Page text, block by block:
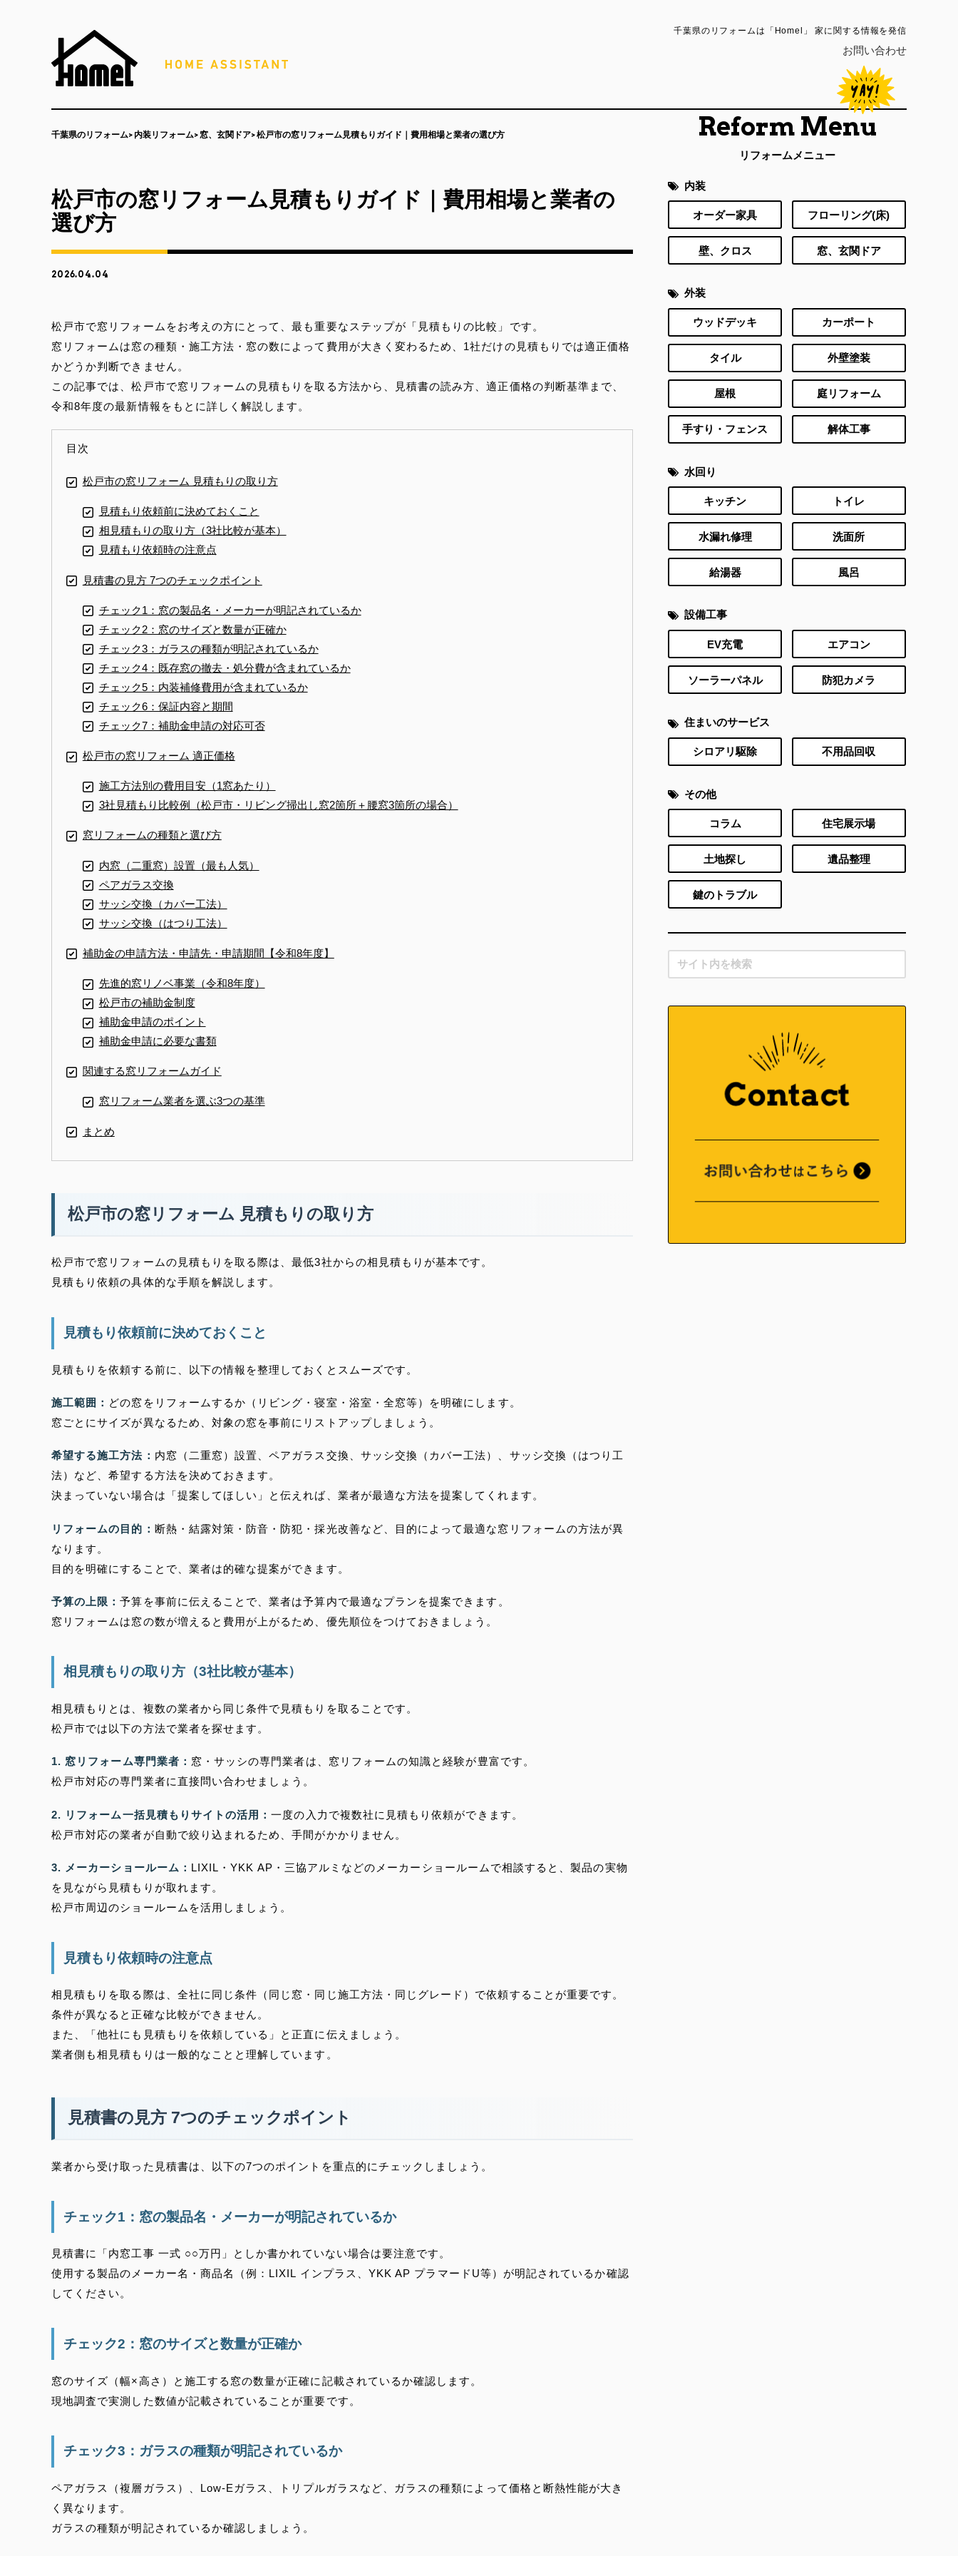
千葉県のリフォームは「Homel」 家に関する情報を発信
お問い合わせ
千葉県のリフォーム 内装リフォーム 窓、玄関ドア 松戸市の窓リフォーム見積もりガイド｜費用相場と業者の選び方
松戸市の窓リフォーム見積もりガイド｜費用相場と業者の
選び方
2026.04.04
松戸市で窓リフォームをお考えの方にとって、最も重要なステップが「見積もりの比較」です。
窓リフォームは窓の種類・施工方法・窓の数によって費用が大きく変わるため、1社だけの見積もりでは適正価格
かどうか判断できません。
この記事では、松戸市で窓リフォームの見積もりを取る方法から、見積書の読み方、適正価格の判断基準まで、
令和8年度の最新情報をもとに詳しく解説します。
目次
松戸市の窓リフォーム 見積もりの取り方
見積もり依頼前に決めておくこと
相見積もりの取り方（3社比較が基本）
見積もり依頼時の注意点
見積書の見方 7つのチェックポイント
チェック1：窓の製品名・メーカーが明記されているか
チェック2：窓のサイズと数量が正確か
チェック3：ガラスの種類が明記されているか
チェック4：既存窓の撤去・処分費が含まれているか
チェック5：内装補修費用が含まれているか
チェック6：保証内容と期間
チェック7：補助金申請の対応可否
松戸市の窓リフォーム 適正価格
施工方法別の費用目安（1窓あたり）
3社見積もり比較例（松戸市・リビング掃出し窓2箇所＋腰窓3箇所の場合）
窓リフォームの種類と選び方
内窓（二重窓）設置（最も人気）
ペアガラス交換
サッシ交換（カバー工法）
サッシ交換（はつり工法）
補助金の申請方法・申請先・申請期間【令和8年度】
先進的窓リノベ事業（令和8年度）
松戸市の補助金制度
補助金申請のポイント
補助金申請に必要な書類
関連する窓リフォームガイド
窓リフォーム業者を選ぶ3つの基準
まとめ
松戸市の窓リフォーム 見積もりの取り方
松戸市で窓リフォームの見積もりを取る際は、最低3社からの相見積もりが基本です。
見積もり依頼の具体的な手順を解説します。
見積もり依頼前に決めておくこと
見積もりを依頼する前に、以下の情報を整理しておくとスムーズです。
施工範囲： どの窓をリフォームするか（リビング・寝室・浴室・全窓等）を明確にします。
窓ごとにサイズが異なるため、対象の窓を事前にリストアップしましょう。
希望する施工方法： 内窓（二重窓）設置、ペアガラス交換、サッシ交換（カバー工法）、サッシ交換（はつり工
法）など、希望する方法を決めておきます。
決まっていない場合は「提案してほしい」と伝えれば、業者が最適な方法を提案してくれます。
リフォームの目的： 断熱・結露対策・防音・防犯・採光改善など、目的によって最適な窓リフォームの方法が異
なります。
目的を明確にすることで、業者は的確な提案ができます。
予算の上限：予算を事前に伝えることで、業者は予算内で最適なプランを提案できます。
窓リフォームは窓の数が増えると費用が上がるため、優先順位をつけておきましょう。
相見積もりの取り方（3社比較が基本）
相見積もりとは、複数の業者から同じ条件で見積もりを取ることです。
松戸市では以下の方法で業者を探せます。
1. 窓リフォーム専門業者： 窓・サッシの専門業者は、窓リフォームの知識と経験が豊富です。
松戸市対応の専門業者に直接問い合わせましょう。
2. リフォーム一括見積もりサイトの活用：一度の入力で複数社に見積もり依頼ができます。
松戸市対応の業者が自動で絞り込まれるため、手間がかかりません。
3. メーカーショールーム： LIXIL・YKK AP・三協アルミなどのメーカーショールームで相談すると、製品の実物
を見ながら見積もりが取れます。
松戸市周辺のショールームを活用しましょう。
見積もり依頼時の注意点
相見積もりを取る際は、全社に同じ条件（同じ窓・同じ施工方法・同じグレード）で依頼することが重要です。
条件が異なると正確な比較ができません。
また、「他社にも見積もりを依頼している」と正直に伝えましょう。
業者側も相見積もりは一般的なことと理解しています。
見積書の見方 7つのチェックポイント
業者から受け取った見積書は、以下の7つのポイントを重点的にチェックしましょう。
チェック1：窓の製品名・メーカーが明記されているか
見積書に「内窓工事 一式 ○○万円」としか書かれていない場合は要注意です。
使用する製品のメーカー名・商品名（例：LIXIL インプラス、YKK AP プラマードU等）が明記されているか確認
してください。
チェック2：窓のサイズと数量が正確か
窓のサイズ（幅×高さ）と施工する窓の数量が正確に記載されているか確認します。
現地調査で実測した数値が記載されていることが重要です。
チェック3：ガラスの種類が明記されているか
ペアガラス（複層ガラス）、Low-Eガラス、トリプルガラスなど、ガラスの種類によって価格と断熱性能が大き
く異なります。
ガラスの種類が明記されているか確認しましょう。
Reform Menu
リフォームメニュー
内装
オーダー家具 フローリング(床)
壁、クロス 窓、玄関ドア
外装
ウッドデッキ カーポート
タイル 外壁塗装
屋根 庭リフォーム
手すり・フェンス 解体工事
水回り
キッチン トイレ
水漏れ修理 洗面所
給湯器 風呂
設備工事
EV充電 エアコン
ソーラーパネル 防犯カメラ
住まいのサービス
シロアリ駆除 不用品回収
その他
コラム 住宅展示場
土地探し 遺品整理
鍵のトラブル